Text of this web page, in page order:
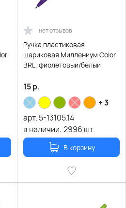
нет отзывов
Ручка пластиковая
шариковая Миллениум Color
BRL, фиолетовый/белый
15р.
+ 3
арт. 5-13105.14
в наличии:2996 шт.
В корзину